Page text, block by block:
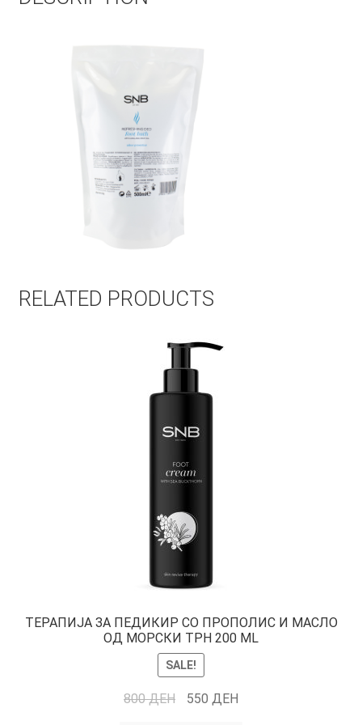
RELATED PRODUCTS
TЕРАПИЈА ЗА ПЕДИКИР СО ПРОПОЛИС И МАСЛО
ОД МОРСКИ ТРН 200 ML
SALE!
800ДЕН 550 ДЕН